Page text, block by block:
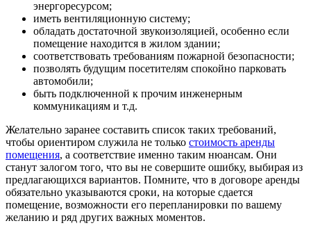
энергоресурсом;
иметь вентиляционную систему;
обладать достаточной звукоизоляцией, особенно если
помещение находится в жилом здании;
соответствовать требованиям пожарной безопасности;
позволять будущим посетителям спокойно парковать
автомобили;
быть подключенной к прочим инженерным
коммуникациям и т.д.
Желательно заранее составить список таких требований,
чтобы ориентиром служила не только стоимость аренды
помещения, а соответствие именно таким нюансам. Они
станут залогом того, что вы не совершите ошибку, выбирая из
предлагающихся вариантов. Помните, что в договоре аренды
обязательно указываются сроки, на которые сдается
помещение, возможности его перепланировки по вашему
желанию и ряд других важных моментов.